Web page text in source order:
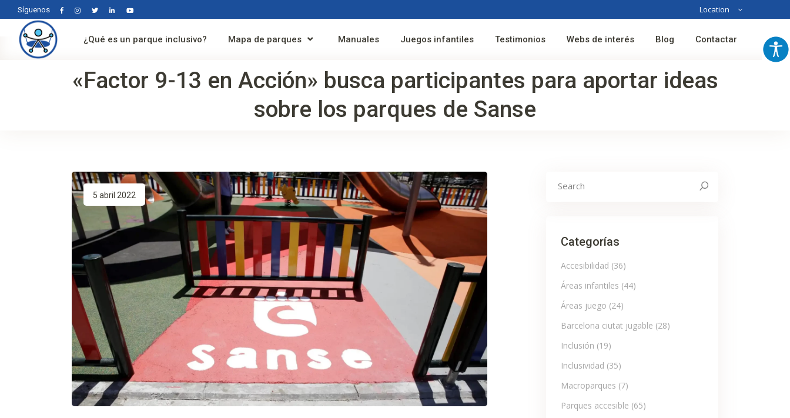
Síguenos Location
Australia
¿Qué es un parque inclusivo? Mapa de parques Manuales Juegos infantiles Testimonios Webs de interés Blog Contactar
«Factor 9-13 en Acción» busca participantes para aportar ideas
sobre los parques de Sanse
5 abril 2022
Categorías
Accesibilidad (36)
Áreas infantiles (44)
Áreas juego (24)
Barcelona ciutat jugable (28)
Inclusión (19)
Inclusividad (35)
Macroparques (7)
Parques accesible (65)